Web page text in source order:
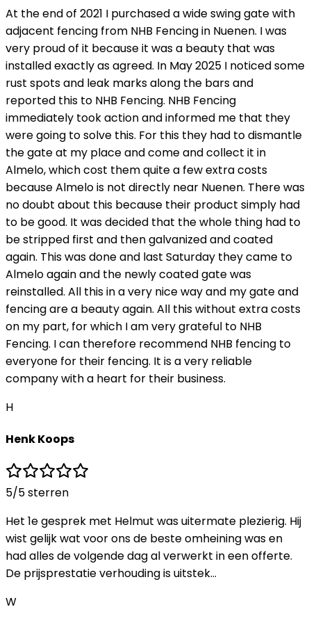
At the end of 2021 I purchased a wide swing gate with
adjacent fencing from NHB Fencing in Nuenen. I was
very proud of it because it was a beauty that was
installed exactly as agreed. In May 2025 I noticed some
rust spots and leak marks along the bars and
reported this to NHB Fencing. NHB Fencing
immediately took action and informed me that they
were going to solve this. For this they had to dismantle
the gate at my place and come and collect it in
Almelo, which cost them quite a few extra costs
because Almelo is not directly near Nuenen. There was
no doubt about this because their product simply had
to be good. It was decided that the whole thing had to
be stripped first and then galvanized and coated
again. This was done and last Saturday they came to
Almelo again and the newly coated gate was
reinstalled. All this in a very nice way and my gate and
fencing are a beauty again. All this without extra costs
on my part, for which I am very grateful to NHB
Fencing. I can therefore recommend NHB fencing to
everyone for their fencing. It is a very reliable
company with a heart for their business.
H
Henk Koops
5/5 sterren
Het 1e gesprek met Helmut was uitermate plezierig. Hij
wist gelijk wat voor ons de beste omheining was en
had alles de volgende dag al verwerkt in een offerte.
De prijsprestatie verhouding is uitstek…
W